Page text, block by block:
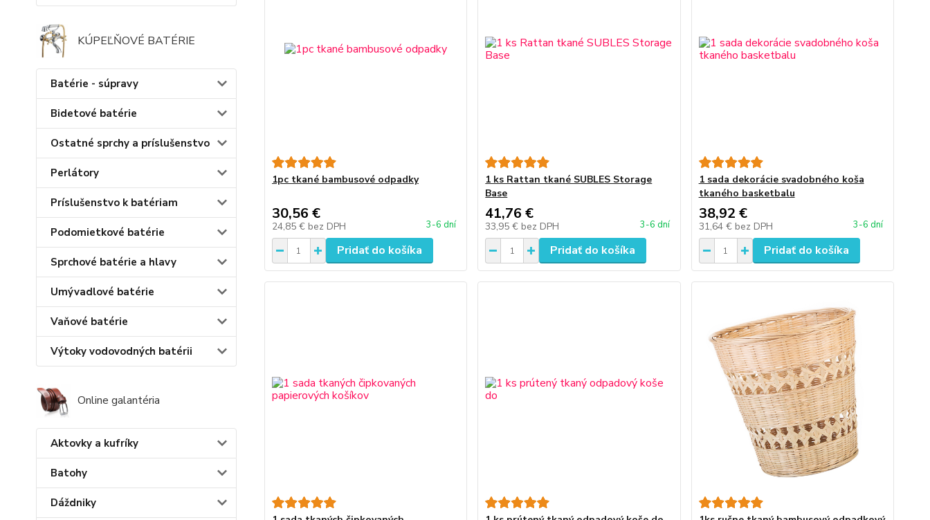
KÚPEĽŇOVÉ BATÉRIE
Batérie - súpravy
Bidetové batérie
Ostatné sprchy a príslušenstvo
Perlátory
Príslušenstvo k batériam
Podomietkové batérie
Sprchové batérie a hlavy
Umývadlové batérie
Vaňové batérie
Výtoky vodovodných batérii
Online galantéria
Aktovky a kufríky
Batohy
Dáždniky
1pc tkané bambusové odpadky
30,56 €
24,85 € bez DPH 3-6 dní
Pridať do košíka
1 ks Rattan tkané SUBLES Storage
Base
41,76 €
33,95 € bez DPH 3-6 dní
Pridať do košíka
1 sada dekorácie svadobného koša
tkaného basketbalu
38,92 €
31,64 € bez DPH 3-6 dní
Pridať do košíka